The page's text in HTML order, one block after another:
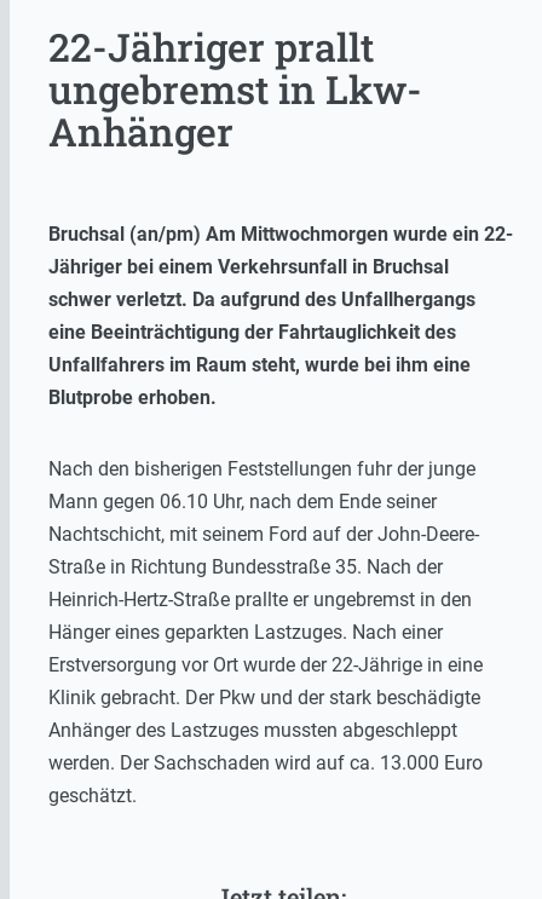
22-Jähriger prallt
ungebremst in Lkw-
Anhänger
Bruchsal (an/pm) Am Mittwochmorgen wurde ein 22-
Jähriger bei einem Verkehrsunfall in Bruchsal
schwer verletzt. Da aufgrund des Unfallhergangs
eine Beeinträchtigung der Fahrtauglichkeit des
Unfallfahrers im Raum steht, wurde bei ihm eine
Blutprobe erhoben.
Nach den bisherigen Feststellungen fuhr der junge
Mann gegen 06.10 Uhr, nach dem Ende seiner
Nachtschicht, mit seinem Ford auf der John-Deere-
Straße in Richtung Bundesstraße 35. Nach der
Heinrich-Hertz-Straße prallte er ungebremst in den
Hänger eines geparkten Lastzuges. Nach einer
Erstversorgung vor Ort wurde der 22-Jährige in eine
Klinik gebracht. Der Pkw und der stark beschädigte
Anhänger des Lastzuges mussten abgeschleppt
werden. Der Sachschaden wird auf ca. 13.000 Euro
geschätzt.